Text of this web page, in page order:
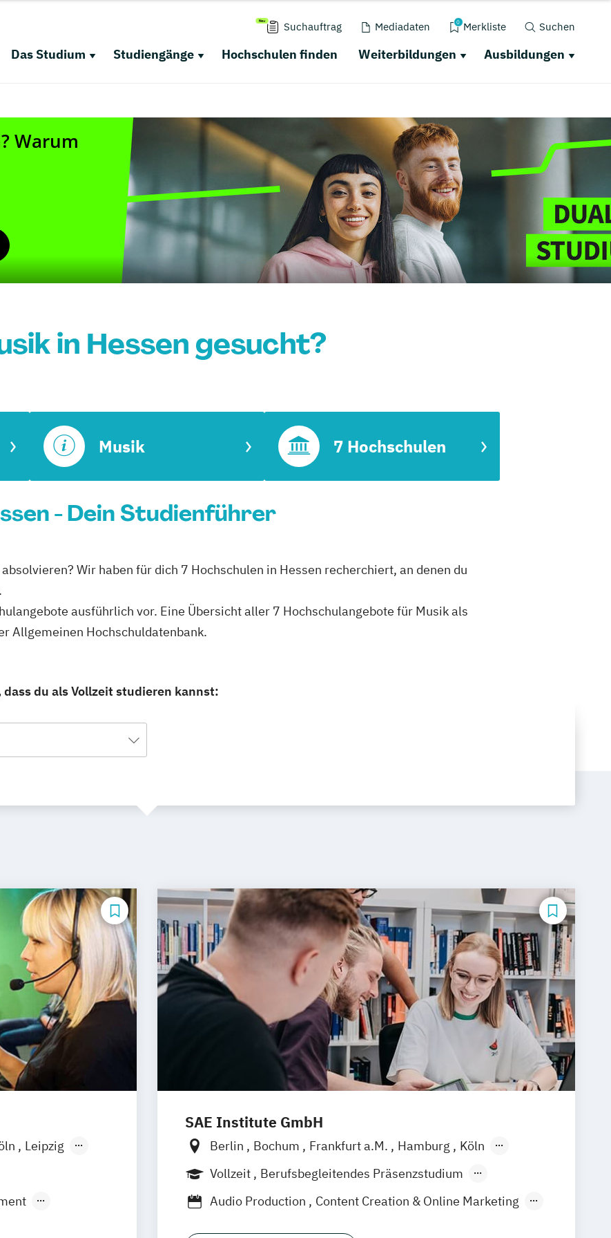
Suchauftrag Mediadaten 0 Merkliste Suchen
Das Studium Studiengänge Hochschulen finden Weiterbildungen Ausbildungen
in Hessen gesucht?
Musik 7 Hochschulen
- Dein Studienführer
Wir haben für dich 7 Hochschulen in Hessen recherchiert, an denen du
ausführlich vor. Eine Übersicht aller 7 Hochschulangebote für Musik als
Allgemeinen Hochschuldatenbank.
du als Vollzeit studieren kannst:
Leipzig
SAE Institute GmbH
Berlin Bochum Frankfurt a.M. Hamburg
Köln
Leipzig
München Stuttgart Hannover Nürnberg
Vollzeit
Berufsbegleitendes Präsenzstudium
Berufsbegleitender Präsenzlehrgang
Audio Production
Content Creation & Online Marketing